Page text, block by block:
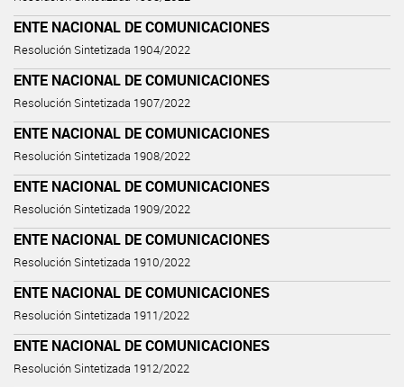
ENTE NACIONAL DE COMUNICACIONES
Resolución Sintetizada 1904/2022
ENTE NACIONAL DE COMUNICACIONES
Resolución Sintetizada 1907/2022
ENTE NACIONAL DE COMUNICACIONES
Resolución Sintetizada 1908/2022
ENTE NACIONAL DE COMUNICACIONES
Resolución Sintetizada 1909/2022
ENTE NACIONAL DE COMUNICACIONES
Resolución Sintetizada 1910/2022
ENTE NACIONAL DE COMUNICACIONES
Resolución Sintetizada 1911/2022
ENTE NACIONAL DE COMUNICACIONES
Resolución Sintetizada 1912/2022